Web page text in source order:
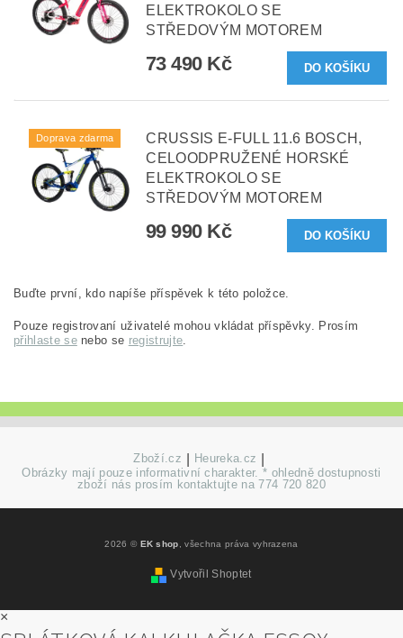
ELEKTROKOLO SE
STŘEDOVÝM MOTOREM
73 490 Kč
Doprava zdarma
CRUSSIS E-FULL 11.6 BOSCH,
CELOODPRUŽENÉ HORSKÉ
ELEKTROKOLO SE
STŘEDOVÝM MOTOREM
99 990 Kč
Buďte první, kdo napíše příspěvek k této položce.
Pouze registrovaní uživatelé mohou vkládat příspěvky. Prosím
přihlaste senebo se registrujte.
Zboží.cz Heureka.cz
Obrázky mají pouze informativní charakter. * ohledně dostupnosti
zboží nás prosím kontaktujte na 774 720 820
2026 © EK shop, všechna práva vyhrazena
Vytvořil Shoptet
×